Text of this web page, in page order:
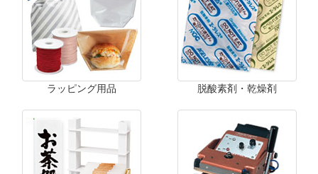
ラッピング用品 脱酸素剤・乾燥剤